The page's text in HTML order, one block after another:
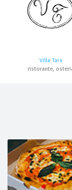
Villa Tara
ristorante,